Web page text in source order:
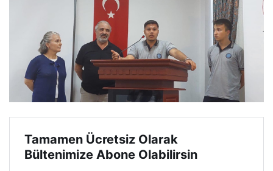
Tamamen Ücretsiz Olarak
Bültenimize Abone Olabilirsin